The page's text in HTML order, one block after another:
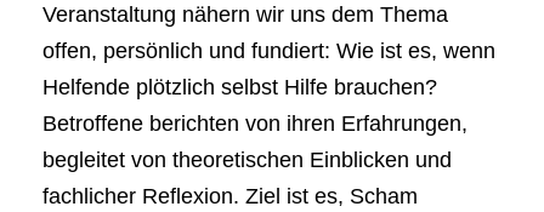
Veranstaltung nähern wir uns dem Thema
offen, persönlich und fundiert: Wie ist es, wenn
Helfende plötzlich selbst Hilfe brauchen?
Betroffene berichten von ihren Erfahrungen,
begleitet von theoretischen Einblicken und
fachlicher Reflexion. Ziel ist es, Scham